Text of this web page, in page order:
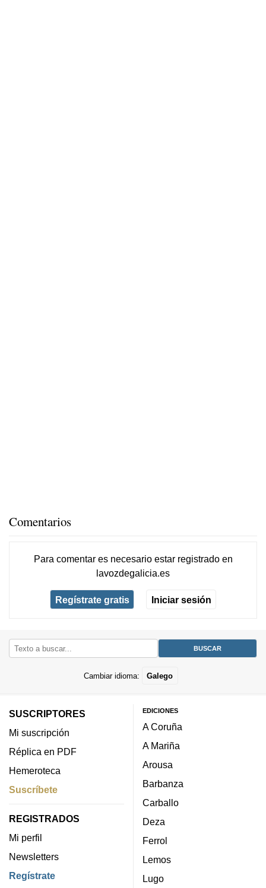
Comentarios
Para comentar es necesario estar registradoen
lavozdegalicia.es
Regístrate gratis Iniciar sesión
Cambiar idioma: Galego
SUSCRIPTORES
Mi suscripción
Réplica en PDF
Hemeroteca
Suscríbete
REGISTRADOS
Mi perfil
Newsletters
Regístrate
EDICIONES
A Coruña
A Mariña
Arousa
Barbanza
Carballo
Deza
Ferrol
Lemos
Lugo